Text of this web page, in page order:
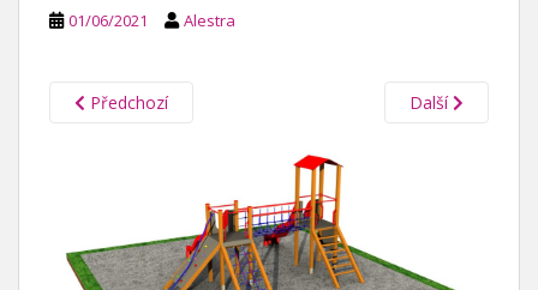
01/06/2021 Alestra
Předchozí Další